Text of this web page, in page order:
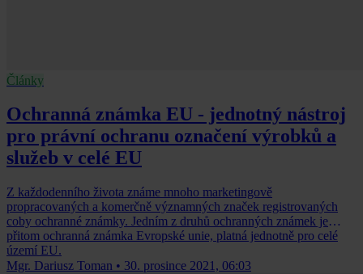
Články
Ochranná známka EU - jednotný nástroj
pro právní ochranu označení výrobků a
služeb v celé EU
Z každodenního života známe mnoho marketingově
propracovaných a komerčně významných značek registrovaných
coby ochranné známky. Jedním z druhů ochranných známek je
přitom ochranná známka Evropské unie, platná jednotně pro celé
území EU.
Mgr. Dariusz Toman • 30. prosince 2021, 06:03